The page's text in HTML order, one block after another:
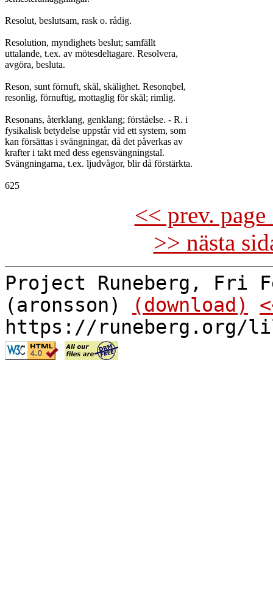
Resolut, beslutsam, rask o. rådig.
Resolution, myndighets beslut; samfällt
uttalande, t.ex. av mötesdeltagare. Resolvera,
avgöra, besluta.
Reson, sunt förnuft, skäl, skälighet. Resonqbel,
resonlig, förnuftig, mottaglig för skäl; rimlig.
Resonans, återklang, genklang; förståelse. - R. i
fysikalisk betydelse uppstår vid ett system, som
kan försättas i svängningar, då det påverkas av
krafter i takt med dess egensvängningstal.
Svängningarna, t.ex. ljudvågor, blir då förstärkta.
<< prev.
>> nästa
Project Runeberg, Fri
(aronsson)
(download)
https://runeberg.org/